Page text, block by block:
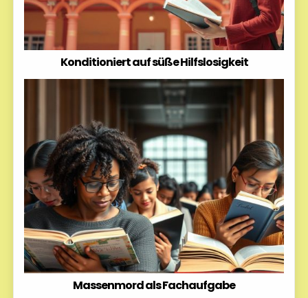
Konditioniert auf süße Hilfslosigkeit
Massenmord als Fachaufgabe